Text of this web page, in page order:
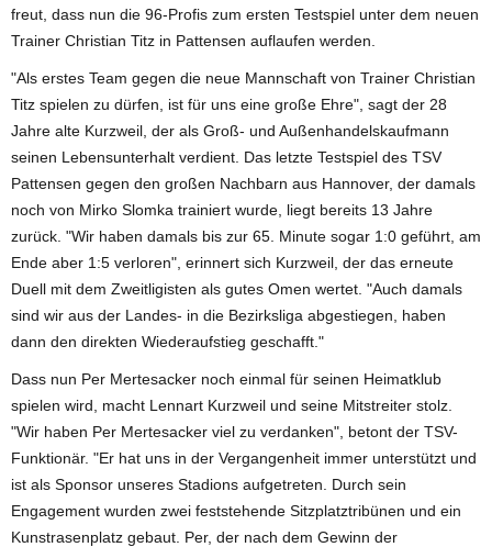
freut, dass nun die 96-Profis zum ersten Testspiel unter dem neuen
Trainer Christian Titz in Pattensen auflaufen werden.
"Als erstes Team gegen die neue Mannschaft von Trainer Christian
Titz spielen zu dürfen, ist für uns eine große Ehre", sagt der 28
Jahre alte Kurzweil, der als Groß- und Außenhandelskaufmann
seinen Lebensunterhalt verdient. Das letzte Testspiel des TSV
Pattensen gegen den großen Nachbarn aus Hannover, der damals
noch von Mirko Slomka trainiert wurde, liegt bereits 13 Jahre
zurück. "Wir haben damals bis zur 65. Minute sogar 1:0 geführt, am
Ende aber 1:5 verloren", erinnert sich Kurzweil, der das erneute
Duell mit dem Zweitligisten als gutes Omen wertet. "Auch damals
sind wir aus der Landes- in die Bezirksliga abgestiegen, haben
dann den direkten Wiederaufstieg geschafft."
Dass nun Per Mertesacker noch einmal für seinen Heimatklub
spielen wird, macht Lennart Kurzweil und seine Mitstreiter stolz.
"Wir haben Per Mertesacker viel zu verdanken", betont der TSV-
Funktionär. "Er hat uns in der Vergangenheit immer unterstützt und
ist als Sponsor unseres Stadions aufgetreten. Durch sein
Engagement wurden zwei feststehende Sitzplatztribünen und ein
Kunstrasenplatz gebaut. Per, der nach dem Gewinn der